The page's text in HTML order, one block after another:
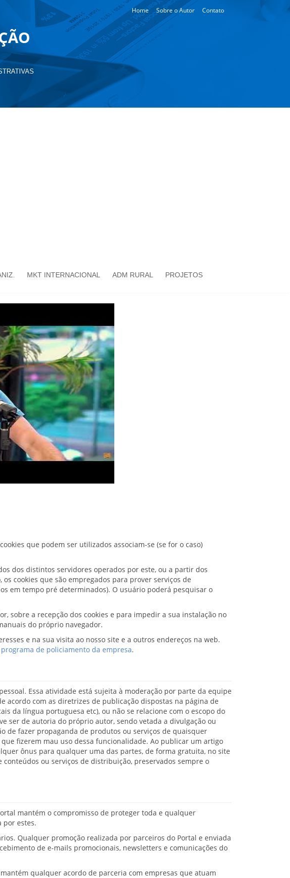
Home Sobre o Autor Contato
MKT INTERNACIONAL ADM RURAL PROJETOS
que podem ser utilizados associam-se (se for o caso)
dos distintos servidores operados por este, ou a partir dos
cookies que são empregados para prover serviços de
em tempo pré determinados). O usuário poderá pesquisar o
sobre a recepção dos cookies e para impedir a sua instalação no
do próprio navegador.
e na sua visita ao nosso site e a outros endereços na web.
programa de policiamento da empresa.
Essa atividade está sujeita à moderação por parte da equipe
acordo com as diretrizes de publicação dispostas na página de
da língua portuguesa etc), ou não se relacione com o escopo do
ser de autoria do próprio autor, sendo vetada a divulgação ou
de fazer propaganda de produtos ou serviços de quaisquer
fizerem mau uso dessa funcionalidade. Ao publicar um artigo
ônus para qualquer uma das partes, de forma gratuita, no site
ou serviços de distribuição, preservados sempre o
mantém o compromisso de proteger toda e qualquer
por estes.
Qualquer promoção realizada por parceiros do Portal e enviada
de e-mails promocionais, newsletters e comunicações do
qualquer acordo de parceria com empresas que atuam